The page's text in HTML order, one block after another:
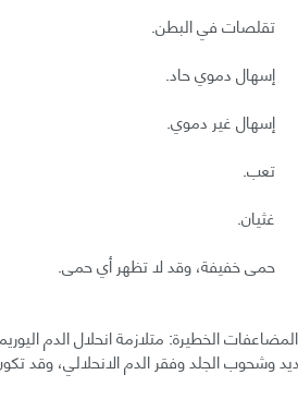
تقلصات في البطن.
إسهال دموي حاد.
إسهال غير دموي.
تعب.
غثيان.
حمى خفيفة، وقد لا تظهر أي حمى.
الخطيرة: متلازمة انحلال الدم
وشحوب الجلد وفقر الدم الانحلالي، وقد